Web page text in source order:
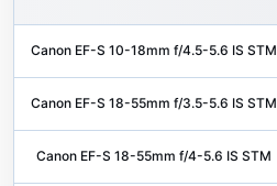
Canon EF-S 10-18mm f/4.5-5.6 IS STM
Canon EF-S 18-55mm f/3.5-5.6 IS STM
Canon EF-S 18-55mm f/4-5.6 IS STM